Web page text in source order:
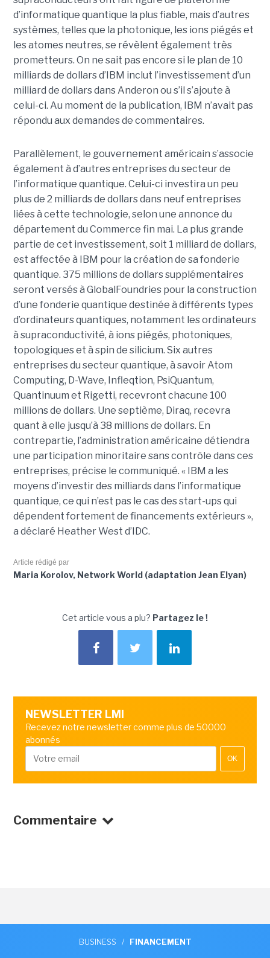
d’informatique quantique la plus fiable, mais d’autres
systèmes, telles que la photonique, les ions piégés et
les atomes neutres, se révèlent également très
prometteurs. On ne sait pas encore si le plan de 10
milliards de dollars d’IBM inclut l’investissement d’un
milliard de dollars dans Anderon ou s’il s’ajoute à
celui-ci. Au moment de la publication, IBM n’avait pas
répondu aux demandes de commentaires.
Parallèlement, le gouvernement américain s’associe
également à d’autres entreprises du secteur de
l’informatique quantique. Celui-ci investira un peu
plus de 2 milliards de dollars dans neuf entreprises
liées à cette technologie, selon une annonce du
département du Commerce fin mai. La plus grande
partie de cet investissement, soit 1 milliard de dollars,
est affectée à IBM pour la création de sa fonderie
quantique. 375 millions de dollars supplémentaires
seront versés à GlobalFoundries pour la construction
d’une fonderie quantique destinée à différents types
d’ordinateurs quantiques, notamment les ordinateurs
à supraconductivité, à ions piégés, photoniques,
topologiques et à spin de silicium. Six autres
entreprises du secteur quantique, à savoir Atom
Computing, D-Wave, Infleqtion, PsiQuantum,
Quantinuum et Rigetti, recevront chacune 100
millions de dollars. Une septième, Diraq, recevra
quant à elle jusqu’à 38 millions de dollars. En
contrepartie, l’administration américaine détiendra
une participation minoritaire sans contrôle dans ces
entreprises, précise le communiqué. « IBM a les
moyens d’investir des milliards dans l’informatique
quantique, ce qui n’est pas le cas des start-ups qui
dépendent fortement de financements extérieurs »,
a déclaré Heather West d’IDC.
Article rédigé par
Maria Korolov, Network World (adaptation Jean Elyan)
Cet article vous a plu? Partagez le !
NEWSLETTER LMI
Recevez notre newsletter comme plus de 50000
abonnés
OK
Commentaire
BUSINESS / FINANCEMENT